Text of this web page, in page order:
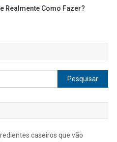
Realmente Como Fazer?
Pesquisar
por:
caseiros que vão